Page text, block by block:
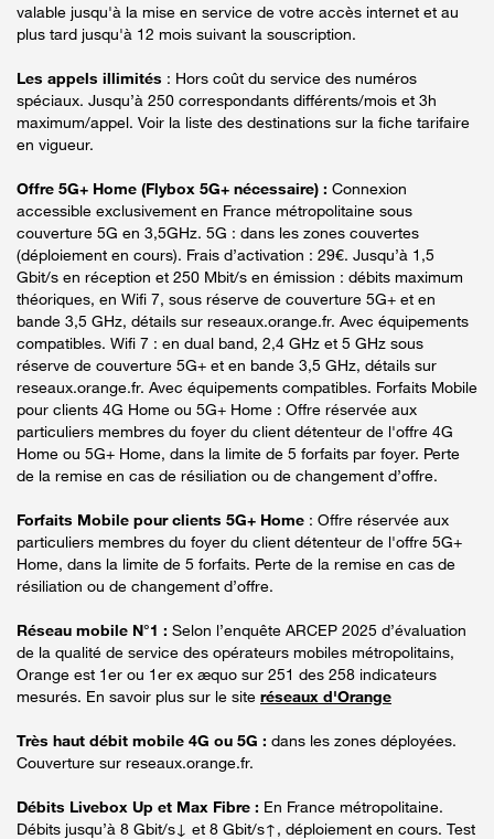
valable jusqu'à la mise en service de votre accès internet et au
plus tard jusqu'à 12 mois suivant la souscription.
Les appels illimités : Hors coût du service des numéros
spéciaux. Jusqu’à 250 correspondants différents/mois et 3h
maximum/appel. Voir la liste des destinations sur la fiche tarifaire
en vigueur.
Offre 5G+ Home (Flybox 5G+ nécessaire) : Connexion
accessible exclusivement en France métropolitaine sous
couverture 5G en 3,5GHz. 5G : dans les zones couvertes
(déploiement en cours). Frais d’activation : 29€. Jusqu’à 1,5
Gbit/s en réception et 250 Mbit/s en émission : débits maximum
théoriques, en Wifi 7, sous réserve de couverture 5G+ et en
bande 3,5 GHz, détails sur reseaux.orange.fr. Avec équipements
compatibles. Wifi 7 : en dual band, 2,4 GHz et 5 GHz sous
réserve de couverture 5G+ et en bande 3,5 GHz, détails sur
reseaux.orange.fr. Avec équipements compatibles. Forfaits Mobile
pour clients 4G Home ou 5G+ Home : Offre réservée aux
particuliers membres du foyer du client détenteur de l'offre 4G
Home ou 5G+ Home, dans la limite de 5 forfaits par foyer. Perte
de la remise en cas de résiliation ou de changement d’offre.
Forfaits Mobile pour clients 5G+ Home : Offre réservée aux
particuliers membres du foyer du client détenteur de l'offre 5G+
Home, dans la limite de 5 forfaits. Perte de la remise en cas de
résiliation ou de changement d’offre.
Réseau mobile N°1 : Selon l’enquête ARCEP 2025 d’évaluation
de la qualité de service des opérateurs mobiles métropolitains,
Orange est 1er ou 1er ex æquo sur 251 des 258 indicateurs
mesurés. En savoir plus sur le site réseaux d'Orange
Très haut débit mobile 4G ou 5G : dans les zones déployées.
Couverture sur reseaux.orange.fr.
Débits Livebox Up et Max Fibre : En France métropolitaine.
Débits jusqu’à 8 Gbit/s↓ et 8 Gbit/s↑, déploiement en cours. Test